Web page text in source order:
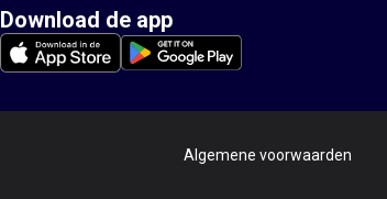
Download de app
Algemene voorwaarden